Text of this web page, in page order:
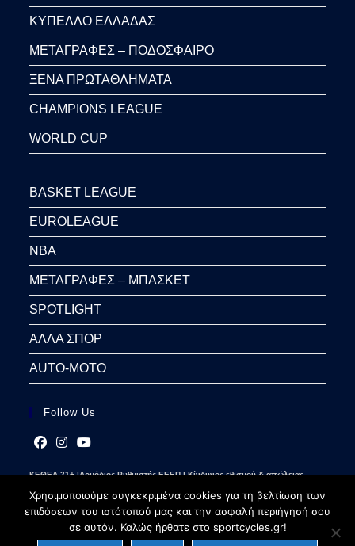
ΚΥΠΕΛΛΟ ΕΛΛΑΔΑΣ
ΜΕΤΑΓΡΑΦΕΣ – ΠΟΔΟΣΦΑΙΡΟ
ΞΕΝΑ ΠΡΩΤΑΘΛΗΜΑΤΑ
CHAMPIONS LEAGUE
WORLD CUP
BASKET LEAGUE
EUROLEAGUE
NBA
ΜΕΤΑΓΡΑΦΕΣ – ΜΠΑΣΚΕΤ
SPOTLIGHT
ΑΛΛΑ ΣΠΟΡ
AUTO-MOTO
Follow Us
in
a
new
in
a
new
tab
in
a
new
tab
ΚΕΘΕΑ 21+ |Αρμόδιος Ρυθμιστής ΕΕΕΠ | Κίνδυνος εθισμού & απώλειας
Χρησιμοποιούμε συγκεκριμένα cookies για τη βελτίωση των
επιδόσεων του ιστότοπού μας και την ασφαλή περιήγησή σου
σε αυτόν. Καλώς ήρθατε στο sportcycles.gr!